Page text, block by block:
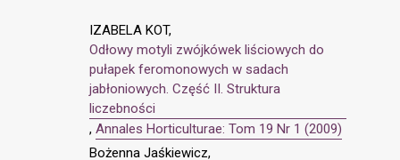
IZABELA KOT,
Odłowy motyli zwójkówek liściowych do
pułapek feromonowych w sadach
jabłoniowych. Część II. Struktura
liczebności
, Annales Horticulturae: Tom 19 Nr 1 (2009)
Bożenna Jaśkiewicz,